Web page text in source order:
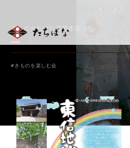
イベント
【6/2(日)】東信地域散策＆ラ
きものたちばな長野本店
【6/2(日)】東信地域散
#きものを楽しむ会